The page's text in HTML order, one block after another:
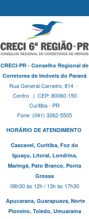
CRECI-PR - Conselho Regional de
Corretores de Imóveis do Paraná
Rua General Carneiro, 814 -
Centro | CEP: 80060-150
Curitiba - PR
Fone: (041) 3262-5505
HORÁRIO DE ATENDIMENTO
Cascavel, Curitiba, Foz do
Iguaçu, Litoral, Londrina,
Maringá, Pato Branco, Ponta
Grossa
08h30 às 12h / 13h às 17h30
Apucarana, Guarapuava, Norte
Pioneiro, Toledo, Umuarama